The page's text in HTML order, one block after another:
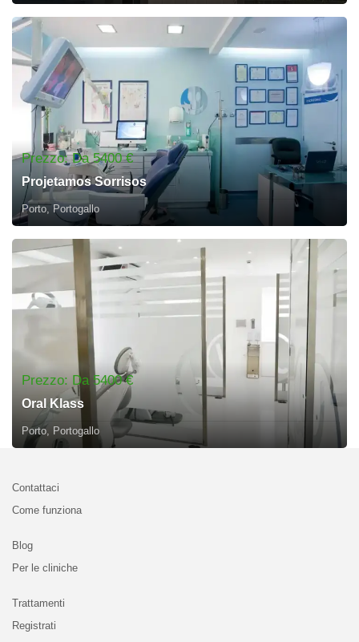
Prezzo: Da 5400 €
Projetamos Sorrisos
Porto, Portogallo
Prezzo: Da 5400 €
Oral Klass
Porto, Portogallo
Contattaci
Come funziona
Blog
Per le cliniche
Trattamenti
Registrati